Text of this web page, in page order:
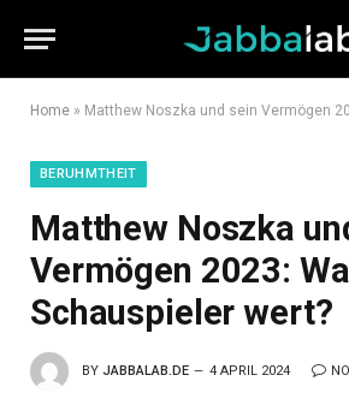
Home » Matthew Noszka und sein Vermögen 2023:
BERUHMTHEIT
Matthew Noszka
Vermögen 2023:
Schauspieler wert?
BY JABBALAB.DE 4 APRIL 2024